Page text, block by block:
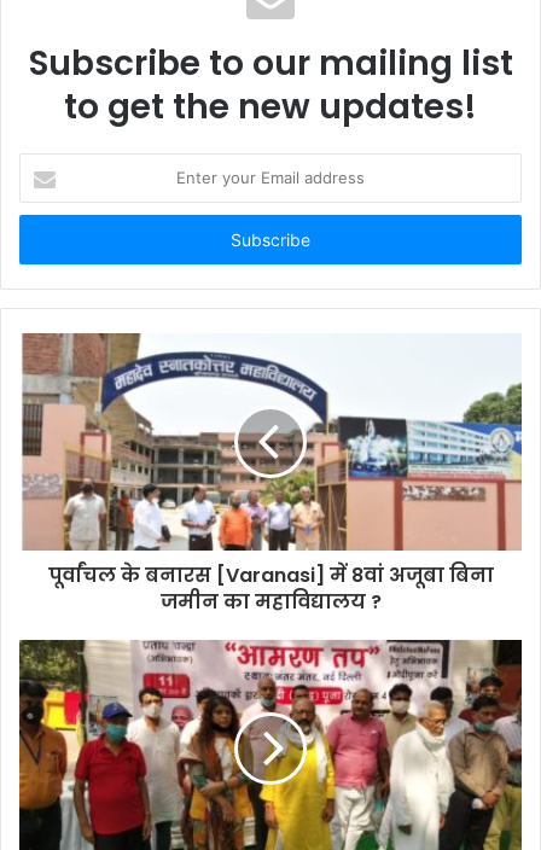
Subscribe to our mailing list
to get the new updates!
your
Email
पूर्वांचल के बनारस [Varanasi] में 8वां अजूबा बिना
जमीन का महाविद्यालय ?